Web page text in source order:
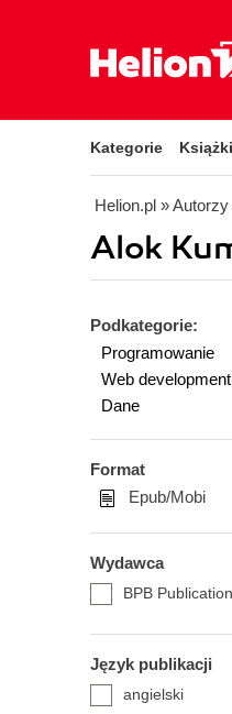
Kategorie Książki
Helion.pl » Autorzy
Alok
Podkategorie:
Programowanie
Web development
Dane
Format
Epub/Mobi
Wydawca
BPB
Język publikacji
angielski